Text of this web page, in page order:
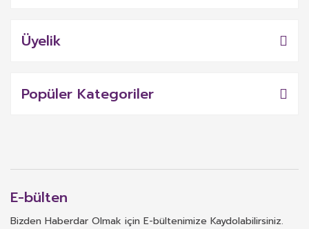
Üyelik
Popüler Kategoriler
E-bülten
Bizden Haberdar Olmak için E-bültenimize Kaydolabilirsiniz.